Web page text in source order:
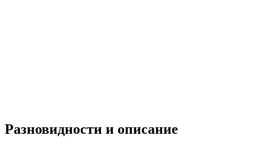
Разновидности и описание